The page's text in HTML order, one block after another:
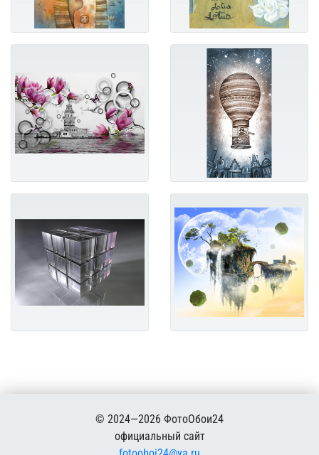
© 2024—2026 ФотоОбои24
официальный сайт